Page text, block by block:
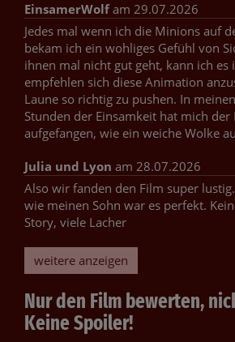
EinsamerWolfam 29.07.2026
Jedes mal wenn ich die Minions auf
bekam ich ein wohliges Gefühl von
ihnen mal nicht gut geht, kann ich es
empfehlen sich diese Animation
Laune so richtig zu pushen. In
Stunden der Einsamkeit hat mich
aufgefangen, wie ein weiche Wolke
Julia und Lyon am 28.07.2026
Also wir fanden den Film super
wie meinen Sohn war es perfekt.
Story, viele Lacher
weitere anzeigen
Nur den Film bewerten,
Keine Spoiler!